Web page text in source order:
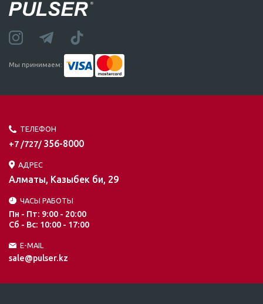
Мы принимаем:
ТЕЛЕФОН
+7 /727/ 356-8000
АДРЕС
Алматы, Казыбек би, 29
ЧАСЫ РАБОТЫ
Пн - Пт: 9:00 - 20:00
Сб - Вс: 10:00 - 17:00
E-MAIL
sale@pulser.kz